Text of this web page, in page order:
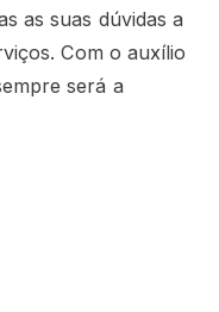
as suas dúvidas a
Com o auxílio
será a